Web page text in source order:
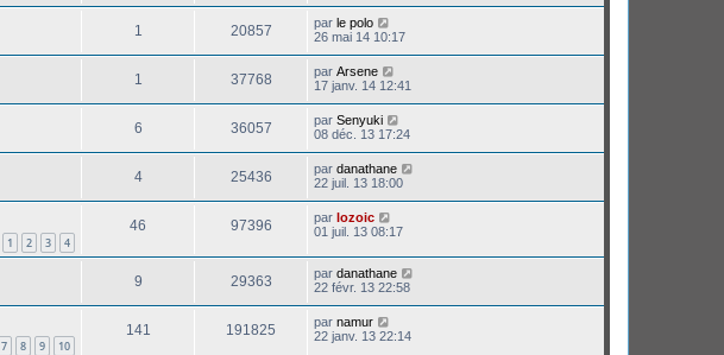
1 20857 par le polo
26 mai 14 10:17
1 37768 par Arsene
17 janv. 14 12:41
6 36057 par Senyuki
08 déc. 13 17:24
4 25436 par danathane
22 juil. 13 18:00
1 2 3 4
46 97396 par lozoic
01 juil. 13 08:17
9 29363 par danathane
22 févr. 13 22:58
7 8 9 10
141 191825 par namur
22 janv. 13 22:14